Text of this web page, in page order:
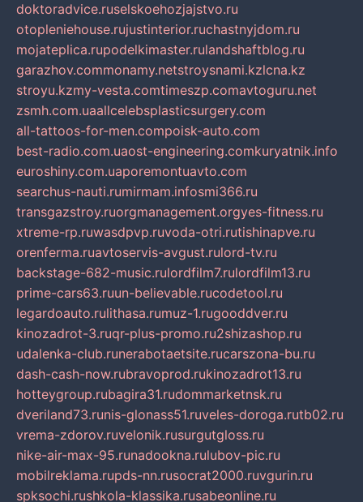
doktoradvice.ruselskoehozjajstvo.ru
otopleniehouse.rujustinterior.ruchastnyjdom.ru
mojateplica.rupodelkimaster.rulandshaftblog.ru
garazhov.commonamy.netstroysnami.kzlcna.kz
stroyu.kzmy-vesta.comtimeszp.comavtoguru.net
zsmh.com.uaallcelebsplasticsurgery.com
all-tattoos-for-men.compoisk-auto.com
best-radio.com.uaost-engineering.comkuryatnik.info
euroshiny.com.uaporemontuavto.com
searchus-nauti.rumirmam.infosmi366.ru
transgazstroy.ruorgmanagement.orgyes-fitness.ru
xtreme-rp.ruwasdpvp.ruvoda-otri.rutishinapve.ru
orenferma.ruavtoservis-avgust.rulord-tv.ru
backstage-682-music.rulordfilm7.rulordfilm13.ru
prime-cars63.ruun-believable.rucodetool.ru
legardoauto.rulithasa.rumuz-1.rugooddver.ru
kinozadrot-3.ruqr-plus-promo.ru2shizashop.ru
udalenka-club.runerabotaetsite.rucarszona-bu.ru
dash-cash-now.rubravoprod.rukinozadrot13.ru
hotteygroup.rubagira31.rudommarketnsk.ru
dveriland73.runis-glonass51.ruveles-doroga.rutb02.ru
vrema-zdorov.ruvelonik.rusurgutgloss.ru
nike-air-max-95.runadookna.rulubov-pic.ru
mobilreklama.rupds-nn.rusocrat2000.ruvgurin.ru
spksochi.rushkola-klassika.rusabeonline.ru